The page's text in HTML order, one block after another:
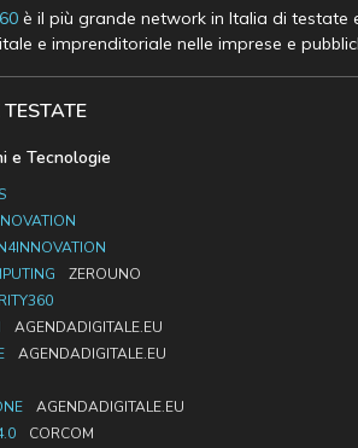
è il più grande network in Italia di testate
e imprenditoriale nelle imprese e
e Tecnologie
ZEROUNO
AGENDADIGITALE.EU
AGENDADIGITALE.EU
AGENDADIGITALE.EU
CORCOM